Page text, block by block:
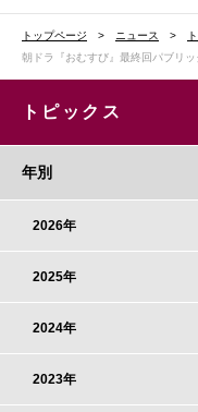
トップページ ニュース
朝ドラ『おむすび』最終回パブリ
トピックス
年別
2026年
2025年
2024年
2023年